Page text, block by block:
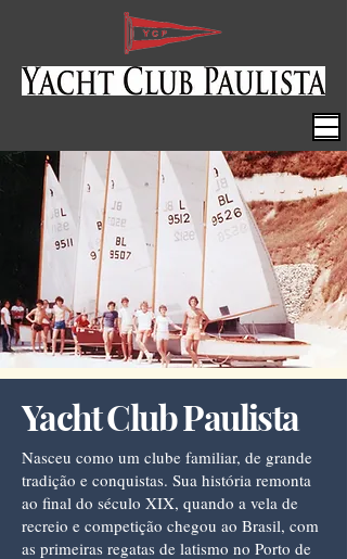
Yacht Club Paulista
Nasceu como um clube familiar, de grande
tradição e conquistas. Sua história remonta
ao final do século XIX, quando a vela de
recreio e competição chegou ao Brasil, com
as primeiras regatas de latismo no Porto de